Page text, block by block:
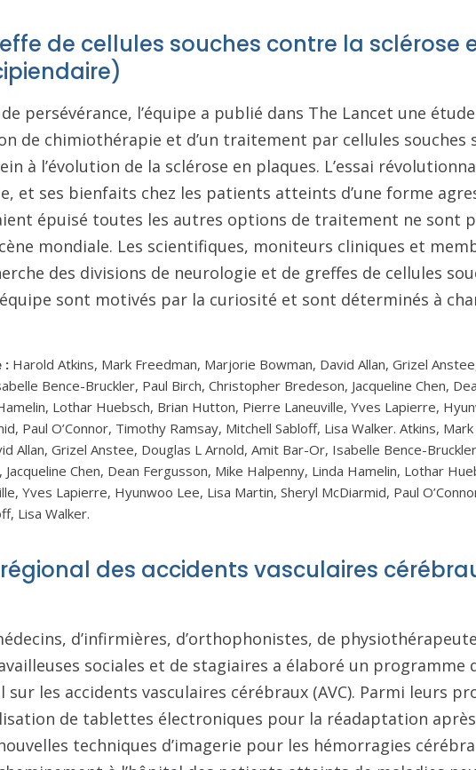
de cellules souches contre la sclérose
persévérance, l’équipe a publié dans The Lancet une
de chimiothérapie et d’un traitement par cellules souches
à l’évolution de la sclérose en plaques. L’essai
et ses bienfaits chez les patients atteints d’une forme
épuisé toutes les autres options de traitement ne sont
mondiale. Les scientifiques, moniteurs cliniques et
des divisions de neurologie et de greffes de cellules
sont motivés par la curiosité et sont déterminés à
: Harold Atkins, Mark Freedman, Marjorie Bowman, David Allan, Grizel
Bence-Bruckler, Paul Birch, Christopher Bredeson, Jacqueline Chen,
Lothar Huebsch, Brian Hutton, Pierre Laneuville, Yves Lapierre,
Paul O’Connor, Timothy Ramsay, Mitchell Sabloff, Lisa Walker. Atkins,
Allan, Grizel Anstee, Douglas L Arnold, Amit Bar-Or, Isabelle Bence-
Chen, Dean Fergusson, Mike Halpenny, Linda Hamelin, Lothar
Yves Lapierre, Hyunwoo Lee, Lisa Martin, Sheryl McDiarmid, Paul
Lisa Walker.
des accidents vasculaires
d’infirmières, d’orthophonistes, de
sociales et de stagiaires a élaboré un programme
sur les accidents vasculaires cérébraux (AVC). Parmi leurs
de tablettes électroniques pour la réadaptation après
techniques d’imagerie pour les hémorragies